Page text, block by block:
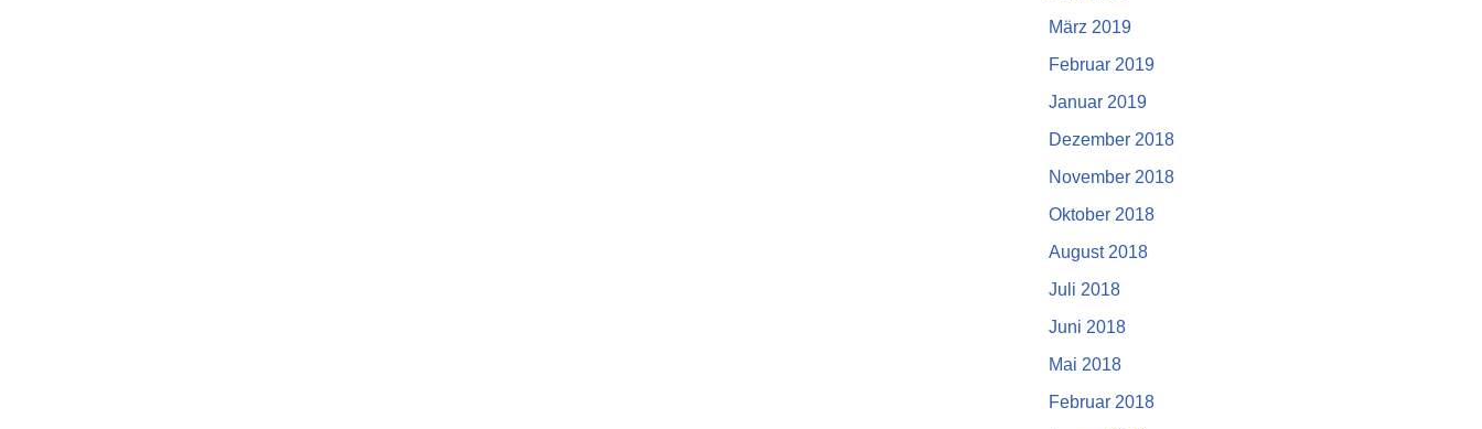
März 2019
Februar 2019
Januar 2019
Dezember 2018
November 2018
Oktober 2018
August 2018
Juli 2018
Juni 2018
Mai 2018
Februar 2018